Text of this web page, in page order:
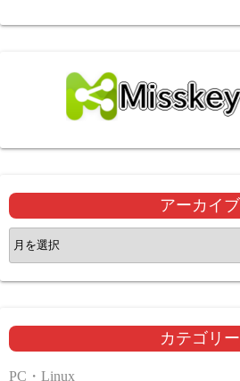
アーカイブ
ア
ー
カ
ブ
カテゴリー
PC・Linux